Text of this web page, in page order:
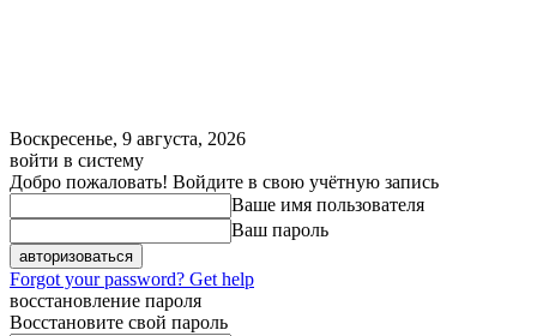
Воскресенье, 9 августа, 2026
войти в систему
Добро пожаловать! Войдите в свою учётную запись
Ваше имя пользователя
Ваш пароль
Forgot your password? Get help
восстановление пароля
Восстановите свой пароль